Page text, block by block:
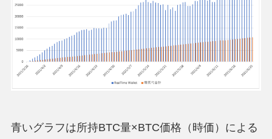
青いグラフは所持BTC量×BTC価格（時価）による